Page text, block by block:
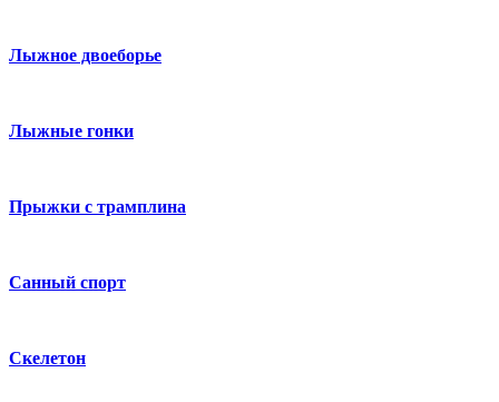
Лыжное двоеборье
Лыжные гонки
Прыжки с трамплина
Санный спорт
Скелетон